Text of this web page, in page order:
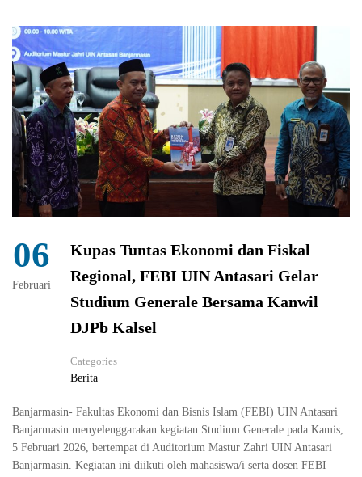
06
Februari
Kupas Tuntas Ekonomi dan Fiskal
Regional, FEBI UIN Antasari Gelar
Studium Generale Bersama Kanwil
DJPb Kalsel
Categories
Berita
Banjarmasin- Fakultas Ekonomi dan Bisnis Islam (FEBI) UIN Antasari
Banjarmasin menyelenggarakan kegiatan Studium Generale pada Kamis,
5 Februari 2026, bertempat di Auditorium Mastur Zahri UIN Antasari
Banjarmasin. Kegiatan ini diikuti oleh mahasiswa/i serta dosen FEBI